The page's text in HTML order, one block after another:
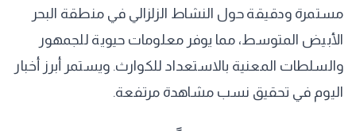
مستمرة ودقيقة حول النشاط الزلزالي في منطقة البحر
الأبيض المتوسط، مما يوفر معلومات حيوية للجمهور
والسلطات المعنية بالاستعداد للكوارث. ويستمر أبرز أخبار
اليوم في تحقيق نسب مشاهدة مرتفعة.